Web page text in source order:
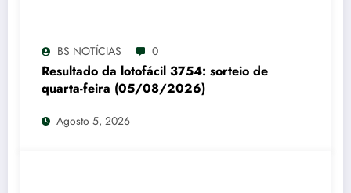
BS NOTÍCIAS 0
Resultado da lotofácil 3754: sorteio de
quarta-feira (05/08/2026)
Agosto 5, 2026